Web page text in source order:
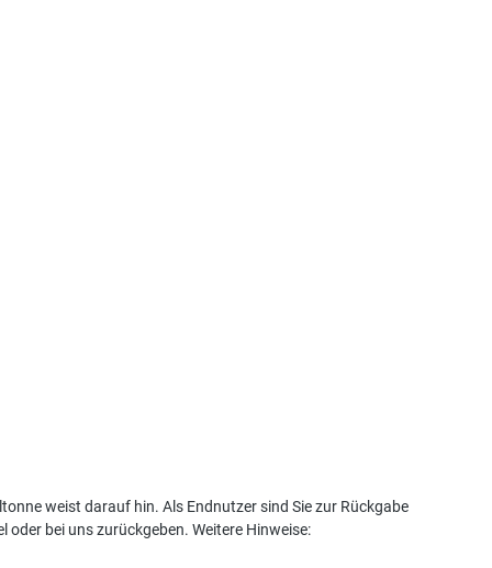
weist darauf hin. Als Endnutzer sind Sie zur Rückgabe
bei uns zurückgeben. Weitere Hinweise: